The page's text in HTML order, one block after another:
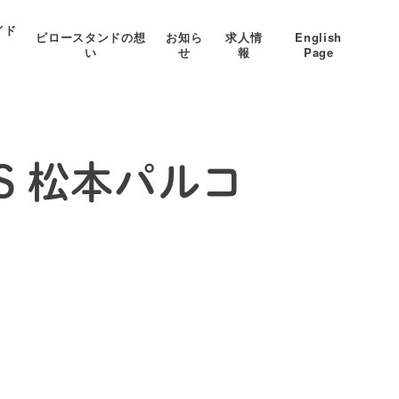
ド
ピロースタンドの想
い
お知ら
せ
求人情
報
English
Page
松本パルコ